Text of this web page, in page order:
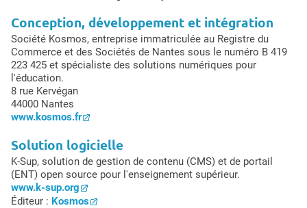
Conception, développement et intégration
Société Kosmos, entreprise immatriculée au Registre du
Commerce et des Sociétés de Nantes sous le numéro B 419
223 425 et spécialiste des solutions numériques pour
l'éducation.
8 rue Kervégan
44000 Nantes
www.kosmos.fr
Solution logicielle
K-Sup, solution de gestion de contenu (CMS) et de portail
(ENT) open source pour l'enseignement supérieur.
www.k-sup.org
Éditeur : Kosmos